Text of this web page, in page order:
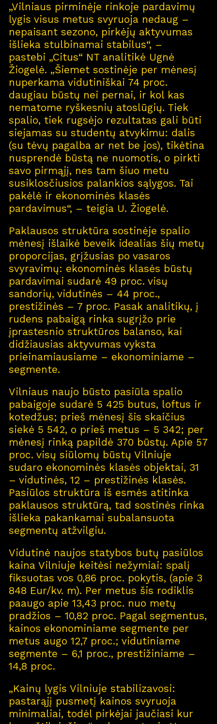
„Vilniaus pirminėje rinkoje pardavimų
lygis visus metus svyruoja nedaug –
nepaisant sezono, pirkėjų aktyvumas
išlieka stulbinamai stabilus“, –
pastebi „Citus“ NT analitikė Ugnė
Žiogelė. „Šiemet sostinėje per mėnesį
nuperkama vidutiniškai 74 proc.
daugiau būstų nei pernai, ir kol kas
nematome ryškesnių atoslūgių. Tiek
spalio, tiek rugsėjo rezultatas gali būti
siejamas su studentų atvykimu: dalis
(su tėvų pagalba ar net be jos), tikėtina
nusprendė būstą ne nuomotis, o pirkti
savo pirmąjį, nes tam šiuo metu
susiklosčiusios palankios sąlygos. Tai
pakėlė ir ekonominės klasės
pardavimus“, – teigia U. Žiogelė.
Paklausos struktūra sostinėje spalio
mėnesį išlaikė beveik idealias šių metų
proporcijas, grįžusias po vasaros
svyravimų: ekonominės klasės būstų
pardavimai sudarė 49 proc. visų
sandorių, vidutinės – 44 proc.,
prestižinės – 7 proc. Pasak analitikų, į
rudens pabaigą rinka sugrįžo prie
įprastesnio struktūros balanso, kai
didžiausias aktyvumas vyksta
prieinamiausiame – ekonominiame –
segmente.
Vilniaus naujo būsto pasiūla spalio
pabaigoje sudarė 5 425 butus, loftus ir
kotedžus; prieš mėnesį šis skaičius
siekė 5 542, o prieš metus – 5 342; per
mėnesį rinką papildė 370 būstų. Apie 57
proc. visų siūlomų būstų Vilniuje
sudaro ekonominės klasės objektai, 31
– vidutinės, 12 – prestižinės klasės.
Pasiūlos struktūra iš esmės atitinka
paklausos struktūrą, tad sostinės rinka
išlieka pakankamai subalansuota
segmentų atžvilgiu.
Vidutinė naujos statybos butų pasiūlos
kaina Vilniuje keitėsi nežymiai: spalį
fiksuotas vos 0,86 proc. pokytis, (apie 3
848 Eur/kv. m). Per metus šis rodiklis
paaugo apie 13,43 proc. nuo metų
pradžios – 10,82 proc. Pagal segmentus,
kainos ekonominiame segmente per
metus augo 12,7 proc.; vidutiniame
segmente – 6,1 proc., prestižiniame –
14,8 proc.
„Kainų lygis Vilniuje stabilizavosi:
pastarąjį pusmetį kainos svyruoja
minimaliai, todėl pirkėjai jaučiasi kur